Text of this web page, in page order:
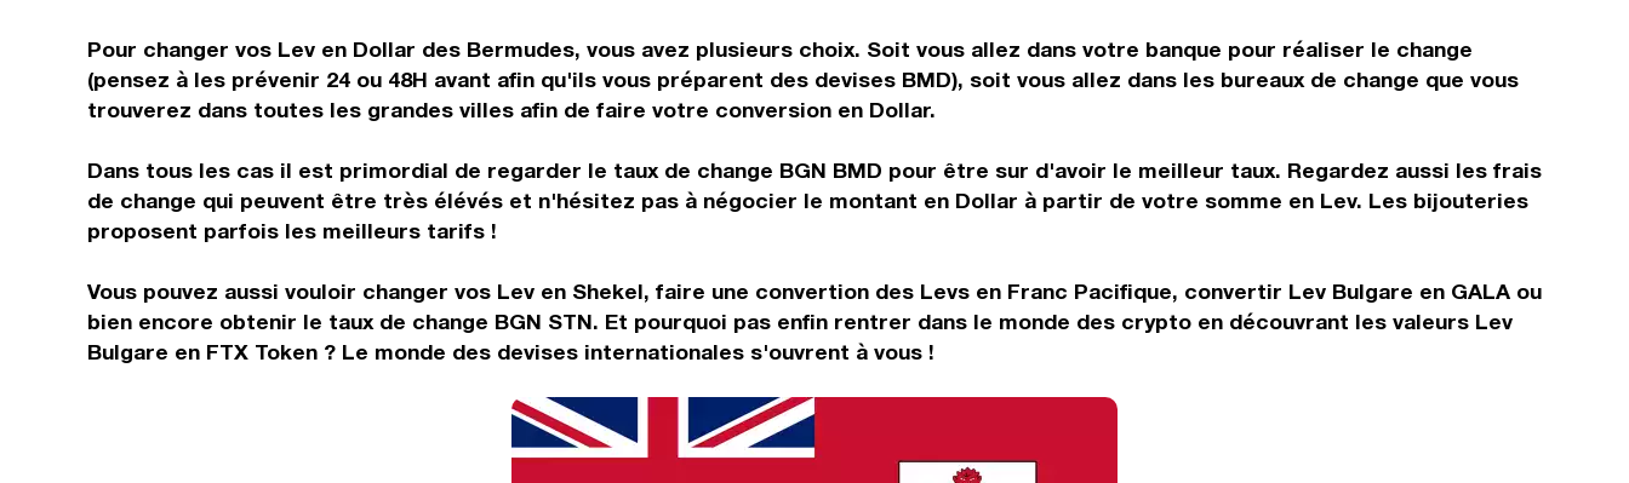
Pour changer vos Lev en Dollar des Bermudes, vous avez plusieurs choix. Soit vous allez dans votre banque pour réaliser le change
(pensez à les prévenir 24 ou 48H avant afin qu'ils vous préparent des devises BMD), soit vous allez dans les bureaux de change que vous
trouverez dans toutes les grandes villes afin de faire votre conversion en Dollar.
Dans tous les cas il est primordial de regarder le taux de change BGN BMD pour être sur d'avoir le meilleur taux. Regardez aussi les frais
de change qui peuvent être très élévés et n'hésitez pas à négocier le montant en Dollar à partir de votre somme en Lev. Les bijouteries
proposent parfois les meilleurs tarifs !
Vous pouvez aussi vouloir changer vos Lev en Shekel, faire une convertion des Levs en Franc Pacifique, convertir Lev Bulgare en GALA ou
bien encore obtenir le taux de change BGN STN. Et pourquoi pas enfin rentrer dans le monde des crypto en découvrant les valeurs Lev
Bulgare en FTX Token ? Le monde des devises internationales s'ouvrent à vous !